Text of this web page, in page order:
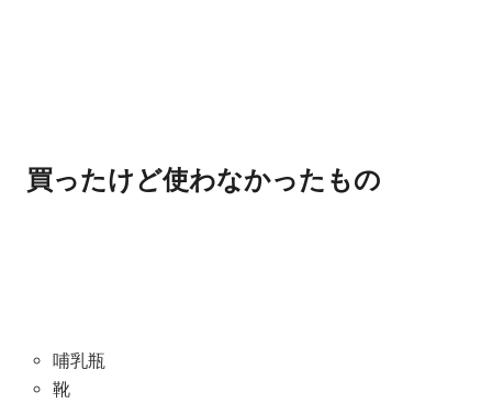
買ったけど使わなかったもの
哺乳瓶
靴